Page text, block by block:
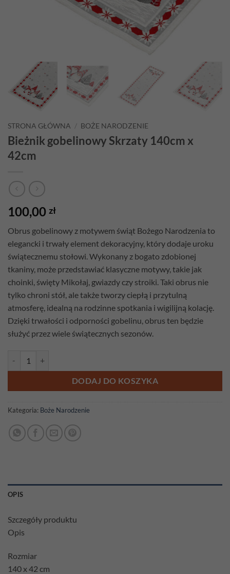
STRONA GŁÓWNA / BOŻE NARODZENIE
Bieżnik gobelinowy Skrzaty 140cm x
42cm
100,00 zł
Obrus gobelinowy z motywem świąt Bożego Narodzenia to
elegancki i trwały element dekoracyjny, który dodaje uroku
świątecznemu stołowi. Wykonany z bogato zdobionej
tkaniny, może przedstawiać klasyczne motywy, takie jak
choinki, święty Mikołaj, gwiazdy czy stroiki. Taki obrus nie
tylko chroni stół, ale także tworzy ciepłą i przytulną
atmosferę, idealną na rodzinne spotkania i wigilijną kolację.
Dzięki trwałości i odporności gobelinu, obrus ten będzie
służyć przez wiele świątecznych sezonów.
DODAJ DO KOSZYKA
Kategoria: Boże Narodzenie
OPIS
Szczegóły produktu
Opis
Rozmiar
140 x 42 cm